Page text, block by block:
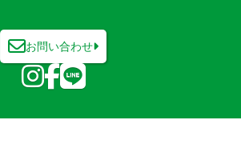
お問い合わせ